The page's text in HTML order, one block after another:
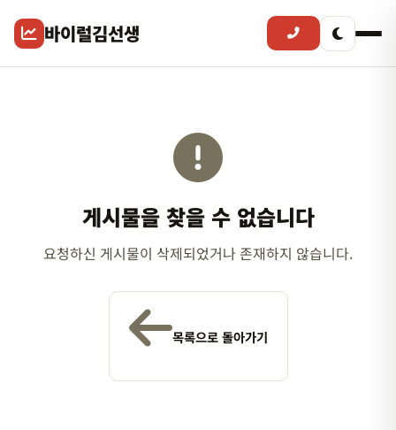
바이럴김선생
게시물을 찾을 수 없습니다
요청하신 게시물이 삭제되었거나 존재하지 않습니다.
목록으로 돌아가기